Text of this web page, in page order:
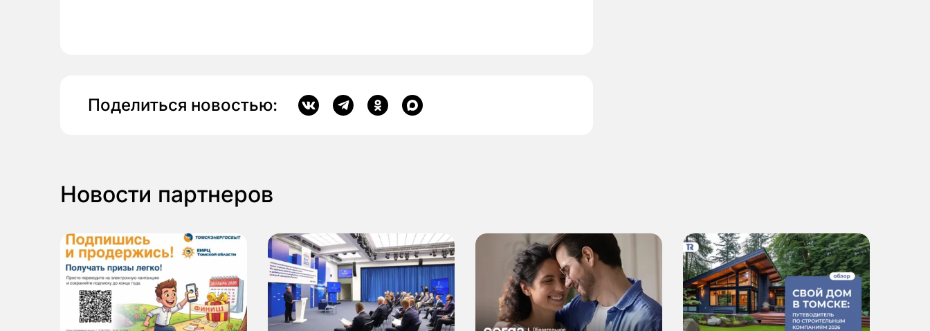
Поделиться новостью:
Новости партнеров